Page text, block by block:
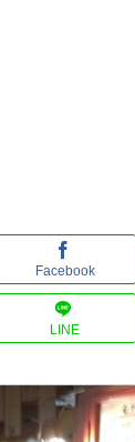
Facebook
LINE